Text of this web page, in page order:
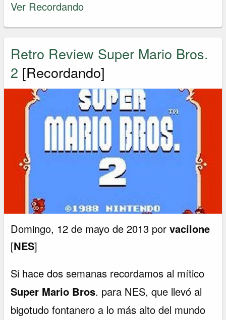
Ver Recordando
Retro Review Super Mario Bros.
2 [Recordando]
Domingo, 12 de mayo de 2013 porvacilone
[NES]
Si hace dos semanas recordamos al mítico
Super Mario Bros. para NES, que llevó al
bigotudo fontanero a lo más alto del mundo